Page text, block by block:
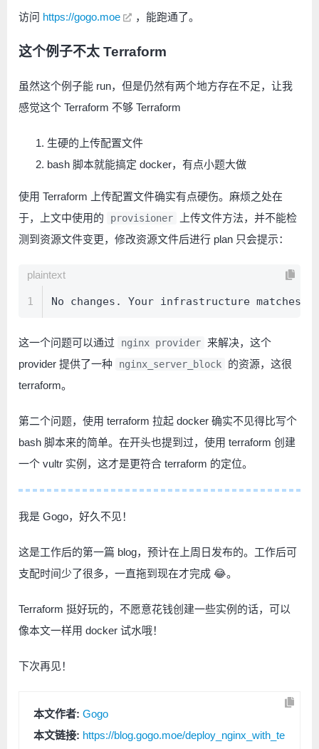
访问 https://gogo.moe ，能跑通了。
这个例子不太 Terraform
虽然这个例子能 run，但是仍然有两个地方存在不足，让我
感觉这个 Terraform 不够 Terraform
生硬的上传配置文件
bash 脚本就能搞定 docker，有点小题大做
使用 Terraform 上传配置文件确实有点硬伤。麻烦之处在
于，上文中使用的
provisioner
上传文件方法，并不能检
测到资源文件变更，修改资源文件后进行 plan 只会提示：
plaintext
1 No changes. Your infrastructure matches
这一个问题可以通过 nginx provider 来解决，这个
provider 提供了一种
nginx_server_block
的资源，这很
terraform。
第二个问题，使用 terraform 拉起 docker 确实不见得比写个
bash 脚本来的简单。在开头也提到过，使用 terraform 创建
一个 vultr 实例，这才是更符合 terraform 的定位。
我是 Gogo，好久不见！
这是工作后的第一篇 blog，预计在上周日发布的。工作后可
支配时间少了很多，一直拖到现在才完成 😂。
Terraform 挺好玩的，不愿意花钱创建一些实例的话，可以
像本文一样用 docker 试水哦！
下次再见！
本文作者: Gogo
本文链接: https://blog.gogo.moe/deploy_nginx_with_te